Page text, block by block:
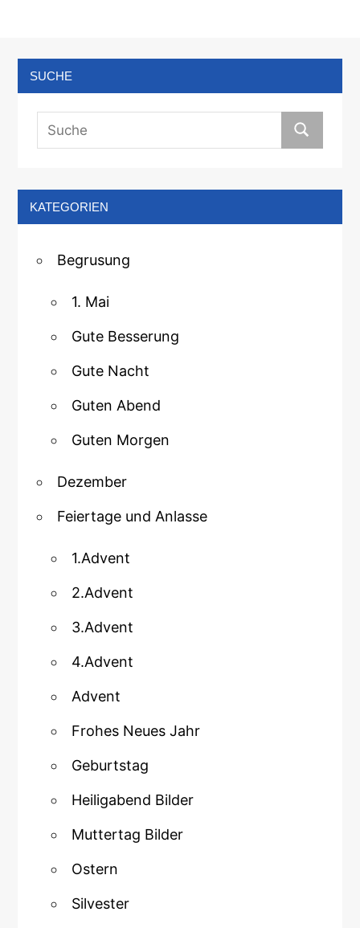
SUCHE
KATEGORIEN
Begrusung
1. Mai
Gute Besserung
Gute Nacht
Guten Abend
Guten Morgen
Dezember
Feiertage und Anlasse
1.Advent
2.Advent
3.Advent
4.Advent
Advent
Frohes Neues Jahr
Geburtstag
Heiligabend Bilder
Muttertag Bilder
Ostern
Silvester